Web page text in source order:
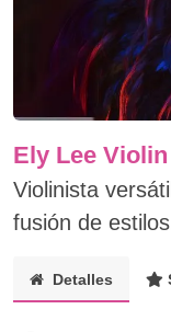
Ely Lee Violin
Violinista
fusión de
Detalles